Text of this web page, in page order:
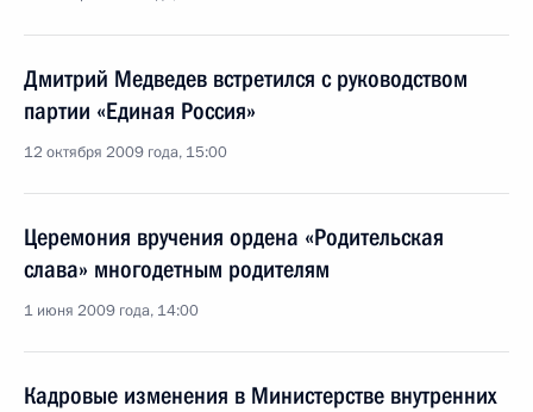
Дмитрий Медведев встретился с руководством
партии «Единая Россия»
12 октября 2009 года, 15:00
Церемония вручения ордена «Родительская
слава» многодетным родителям
1 июня 2009 года, 14:00
Кадровые изменения в Министерстве внутренних